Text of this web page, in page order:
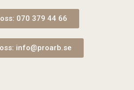
070 379 44 66
info@proarb.se